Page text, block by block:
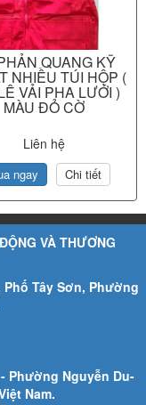
QUANG KỸ
NHIỀU TÚI HỘP (
VẢI PHA LƯỚI )
MÀU ĐỎ CỜ
Liên hệ
ngay Chi tiết
VÀ THƯƠNG
Tây Sơn, Phường
Phường Nguyễn Du-
Nam.